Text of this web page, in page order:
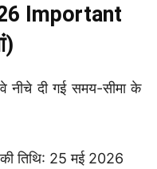
Important
वे नीचे दी गई समय-सीमा के
तिथि: 25 मई 2026